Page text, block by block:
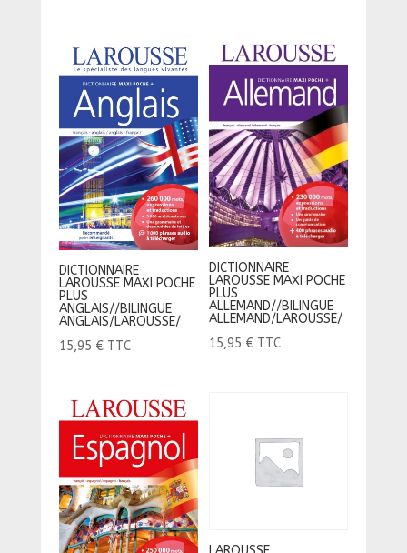
DICTIONNAIRE
LAROUSSE MAXI POCHE
PLUS
ANGLAIS//BILINGUE
ANGLAIS/LAROUSSE/
15,95 € TTC
DICTIONNAIRE
LAROUSSE MAXI POCHE
PLUS
ALLEMAND//BILINGUE
ALLEMAND/LAROUSSE/
15,95 € TTC